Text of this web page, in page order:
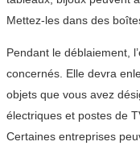
Mettez-les dans des
Pendant le déblaiement,
concernés. Elle devra
objets que vous avez
électriques et postes de
Certaines entreprises